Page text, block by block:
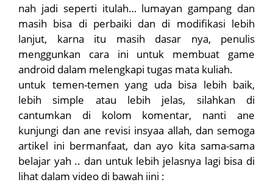
nah jadi seperti itulah… lumayan gampang dan
masih bisa di perbaiki dan di modifikasi lebih
lanjut, karna itu masih dasar nya, penulis
menggunkan cara ini untuk membuat game
android dalam melengkapi tugas mata kuliah.
untuk temen-temen yang uda bisa lebih baik,
lebih simple atau lebih jelas, silahkan di
cantumkan di kolom komentar, nanti ane
kunjungi dan ane revisi insyaa allah, dan semoga
artikel ini bermanfaat, dan ayo kita sama-sama
belajar yah .. dan untuk lebih jelasnya lagi bisa di
lihat dalam video di bawah iini :